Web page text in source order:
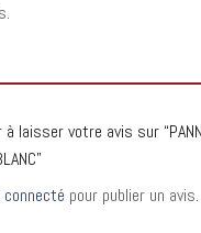
laisser votre avis sur
connecté pour publier un avis.